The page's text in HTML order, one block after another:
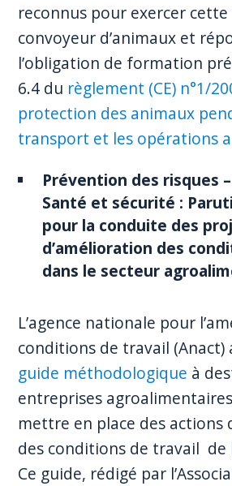
reconnus pour exercer
convoyeur d’animaux et
l’obligation de formation
6.4 du règlement (CE) n°1/
protection des animaux
transport et les opérations
Prévention des risques
Santé et sécurité :
pour la conduite des
d’amélioration des
dans le secteur
L’agence nationale pour
conditions de travail (Anact)
guide méthodologique à
entreprises
mettre en place des actions
des conditions de travail de
Ce guide, rédigé par